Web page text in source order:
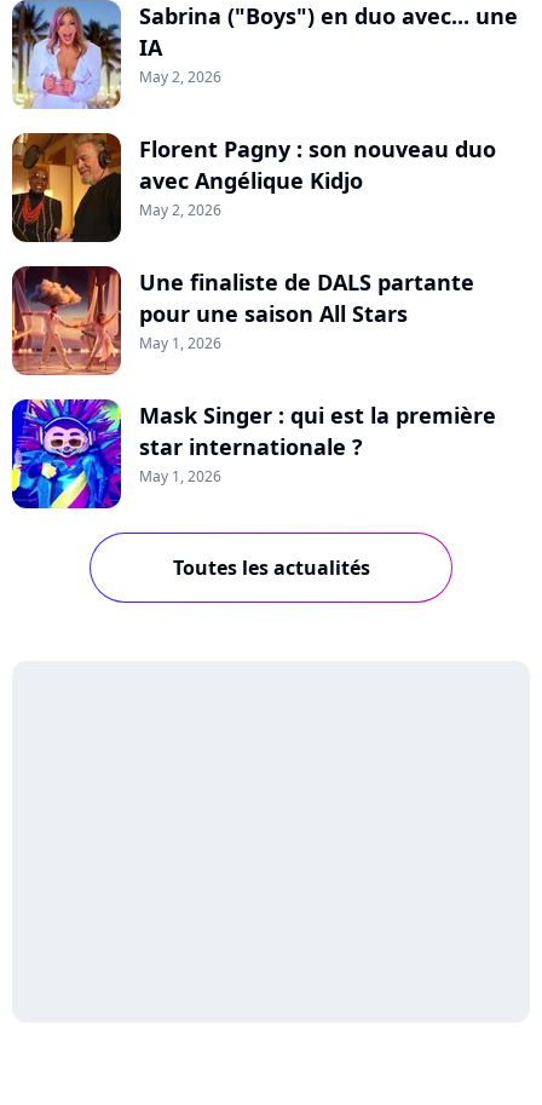
Sabrina ("Boys") en duo avec... une
IA
May 2, 2026
Florent Pagny : son nouveau duo
avec Angélique Kidjo
May 2, 2026
Une finaliste de DALS partante
pour une saison All Stars
May 1, 2026
Mask Singer : qui est la première
star internationale ?
May 1, 2026
Toutes les actualités